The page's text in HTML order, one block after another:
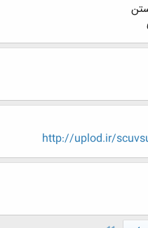
http://uplod.ir/